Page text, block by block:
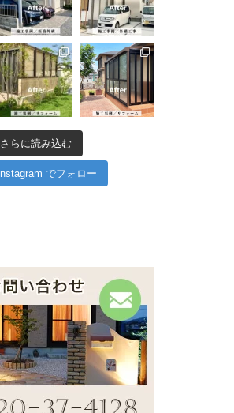
さらに読み込む
Instagram でフォロー